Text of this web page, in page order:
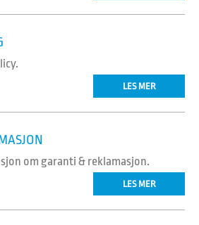
LES MER
om garanti & reklamasjon.
LES MER